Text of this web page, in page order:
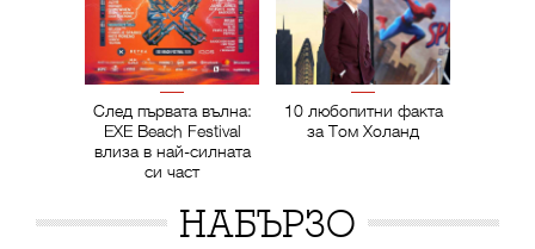
След първата вълна:
EXE Beach Festival
влиза в най-силната
си част
10 любопитни факта
за Том Холанд
НАБЪРЗО